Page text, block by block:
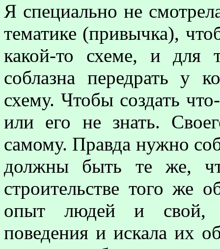
Я специально не
тематике (привычка),
какой-то схеме, и для
соблазна передрать у
схему. Чтобы создать
или его не знать.
самому. Правда нужно
должны быть те же,
строительстве того же
опыт людей и свой, я
поведения и искала их